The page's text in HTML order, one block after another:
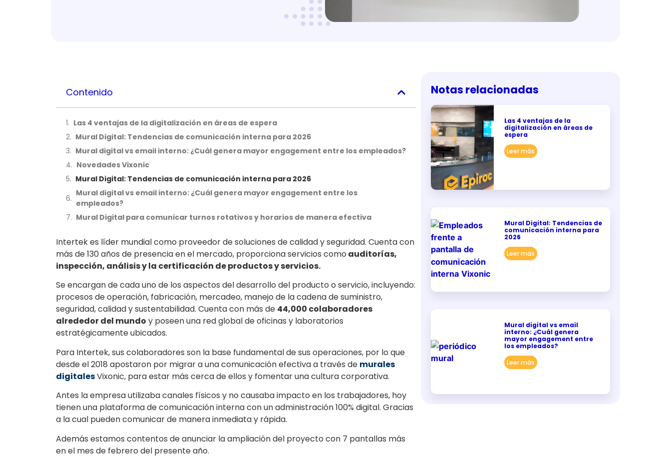
Contenido
Las 4 ventajas de la digitalización en áreas de espera
Mural Digital: Tendencias de comunicación interna para 2026
Mural digital vs email interno: ¿Cuál genera mayor engagement entre los empleados?
Novedades Vixonic
Mural Digital: Tendencias de comunicación interna para 2026
Mural digital vs email interno: ¿Cuál genera mayor engagement entre los
empleados?
Mural Digital para comunicar turnos rotativos y horarios de manera efectiva
Intertek es líder mundial como proveedor de soluciones de calidad y seguridad. Cuenta con
más de 130 años de presencia en el mercado, proporciona servicios como auditorías,
inspección, análisis y la certificación de productos y servicios.
Se encargan de cada uno de los aspectos del desarrollo del producto o servicio, incluyendo:
procesos de operación, fabricación, mercadeo, manejo de la cadena de suministro,
seguridad, calidad y sustentabilidad. Cuenta con más de 44,000 colaboradores
alrededor del mundo y poseen una red global de oficinas y laboratorios
estratégicamente ubicados.
Para Intertek, sus colaboradores son la base fundamental de sus operaciones, por lo que
desde el 2018 apostaron por migrar a una comunicación efectiva a través de murales
digitalesVixonic, para estar más cerca de ellos y fomentar una cultura corporativa.
Antes la empresa utilizaba canales físicos y no causaba impacto en los trabajadores, hoy
tienen una plataforma de comunicación interna con un administración 100% digital. Gracias
a la cual pueden comunicar de manera inmediata y rápida.
Además estamos contentos de anunciar la ampliación del proyecto con 7 pantallas más
en el mes de febrero del presente año.
Notas relacionadas
Las 4 ventajas de la
digitalización en áreas de
espera
Leer más
Mural Digital: Tendencias de
comunicación interna para
2026
Leer más
Mural digital vs email
interno: ¿Cuál genera
mayor engagement entre
los empleados?
Leer más